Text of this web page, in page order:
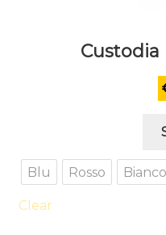
Blu Rosso Bianco
Clear